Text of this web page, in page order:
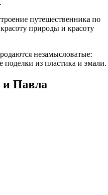
путешественника по
природы и красоту
незамысловатые:
из пластика и эмали.
Павла